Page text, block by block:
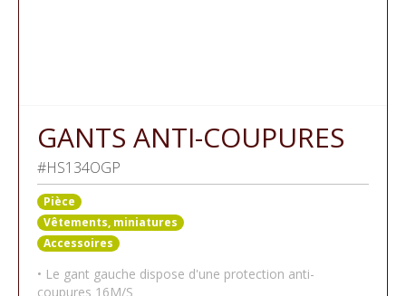
GANTS ANTI-COUPURES
#HS134OGP
Pièce
Vêtements, miniatures
Accessoires
• Le gant gauche dispose d'une protection anti-
coupures 16M/S